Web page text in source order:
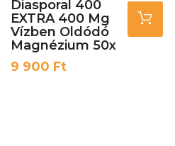
Diasporal 400
EXTRA 400 Mg
Vízben Oldódó
Magnézium 50x
Ár
9 900 Ft